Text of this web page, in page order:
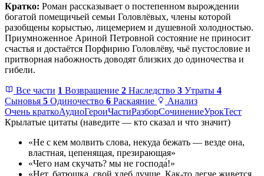
Кратко: Роман рассказывает о постепенном вырождении
богатой помещичьей семьи Головлёвых, члены которой
разобщены корыстью, лицемерием и душевной холодностью.
Приумноженное Ариной Петровной состояние не приносит
счастья и достаётся Порфирию Головлёву, чьё пустословие и
притворная набожность доводят близких до одиночества и
гибели.
Все части 1 Возвращение 2 Наследство 3 Утраты 4
Сыновья 5 Одиночество 6 Раскаяние
Анализ
Очень краткоАудиоГероиЧастиРазборСочинениеУрокТест
Крылатые цитаты (наведите — кто сказал и что значит)
«Не с кем молвить слова, некуда бежать — везде она,
властная, цепенящая, презирающая»
«Чего нам скучать? мы не господа́!»
«Нет, батюшка, свой хлеб лучше. Как-то легче живется,